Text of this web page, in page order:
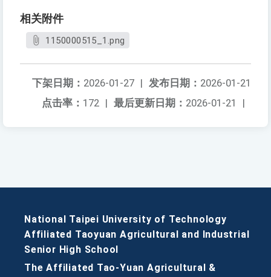
相关附件
1150000515_1.png
发布日期： 2026-01-21
下架日期： 2026-01-27 |
最后更新日期： 2026-01-21 |
点击率： 172 |
National Taipei University of Technology
Affiliated Taoyuan Agricultural and Industrial
Senior High School
The Affiliated Tao-Yuan Agricultural &